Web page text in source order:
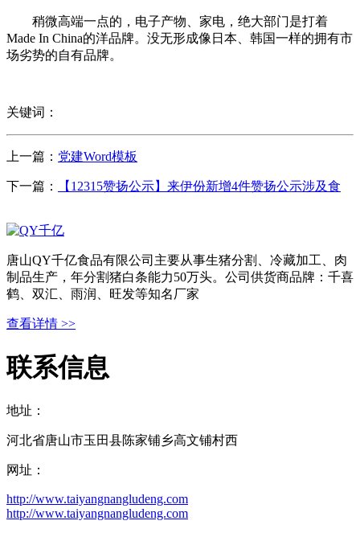
稍微高端一点的，电子产物、家电，绝大部门是打着
Made In China的洋品牌。没无形成像日本、韩国一样的拥有市
场劣势的自有品牌。
关键词：
上一篇： 党建Word模板
下一篇： 【12315赞扬公示】来伊份新增4件赞扬公示涉及食
唐山QY千亿食品有限公司主要从事生猪分割、冷藏加工、肉
制品生产，年分割猪白条能力50万头。公司供货商品牌：千喜
鹤、双汇、雨润、旺发等知名厂家
查看详情 >>
联系信息
地址：
河北省唐山市玉田县陈家铺乡高文铺村西
网址：
http://www.taiyangnangludeng.com
http://www.taiyangnangludeng.com